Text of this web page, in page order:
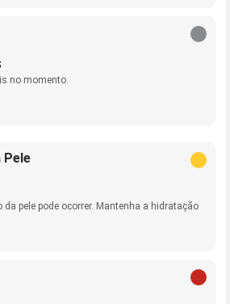
no momento.
Pele
da pele pode ocorrer. Mantenha a hidratação